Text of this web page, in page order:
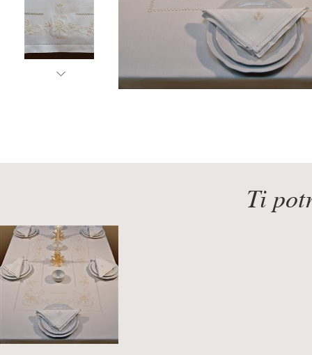
Ti